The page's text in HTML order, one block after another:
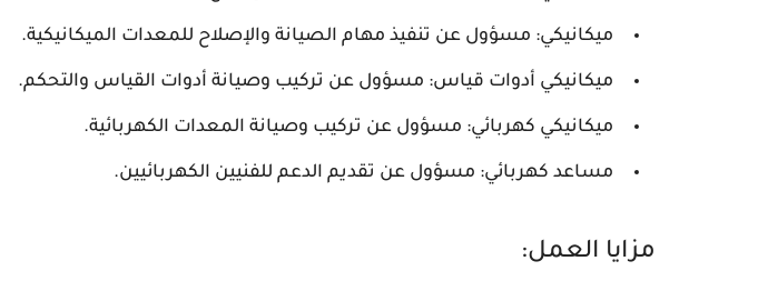
ميكانيكي: مسؤول عن تنفيذ مهام الصيانة والإصلاح للمعدات الميكانيكية.
ميكانيكي أدوات قياس: مسؤول عن تركيب وصيانة أدوات القياس والتحكم.
ميكانيكي كهربائي: مسؤول عن تركيب وصيانة المعدات الكهربائية.
مساعد كهربائي: مسؤول عن تقديم الدعم للفنيين الكهربائيين.
مزايا العمل: